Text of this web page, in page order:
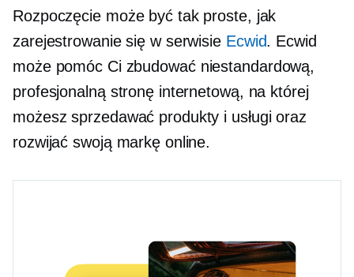
Rozpoczęcie może być tak proste, jak
zarejestrowanie się w serwisie Ecwid. Ecwid
może pomóc Ci zbudować niestandardową,
profesjonalną stronę internetową, na której
możesz sprzedawać produkty i usługi oraz
rozwijać swoją markę online.